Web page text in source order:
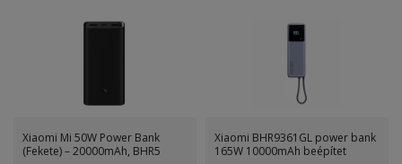
Xiaomi Mi 50W Power Bank
(Fekete) – 20000mAh, BHR5
Xiaomi BHR9361GL power bank
165W 10000mAh beépítet